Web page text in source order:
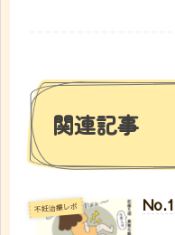
関連記事
不妊治療レポ